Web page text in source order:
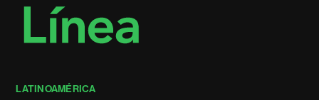
LATINOAMÉRICA